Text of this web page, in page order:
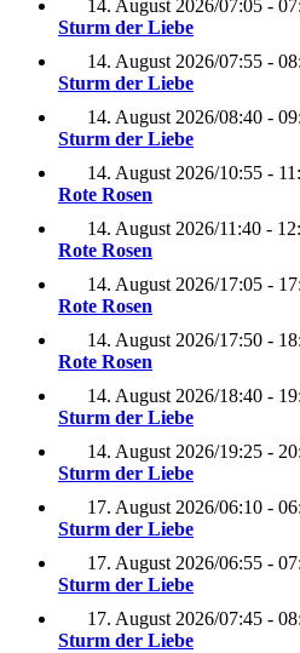
14. August 2026/07:05 -
Sturm der Liebe
14. August 2026/07:55 -
Sturm der Liebe
14. August 2026/08:40 -
Sturm der Liebe
14. August 2026/10:55 -
Rote Rosen
14. August 2026/11:40 -
Rote Rosen
14. August 2026/17:05 -
Rote Rosen
14. August 2026/17:50 -
Rote Rosen
14. August 2026/18:40 -
Sturm der Liebe
14. August 2026/19:25 -
Sturm der Liebe
17. August 2026/06:10 -
Sturm der Liebe
17. August 2026/06:55 -
Sturm der Liebe
17. August 2026/07:45 -
Sturm der Liebe